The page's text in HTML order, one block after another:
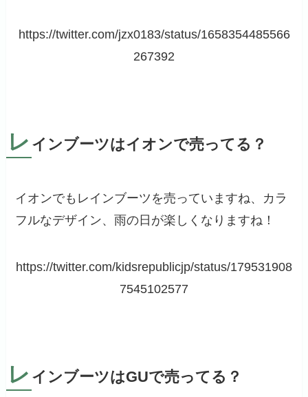
https://twitter.com/jzx0183/status/1658354485566
267392
レ インブーツはイオンで売ってる？
イオンでもレインブーツを売っていますね、カラ
フルなデザイン、雨の日が楽しくなりますね！
https://twitter.com/kidsrepublicjp/status/179531908
7545102577
レ インブーツはGUで売ってる？